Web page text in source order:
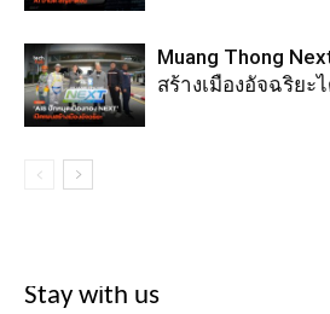
Muang Thong
สร้างเมืองอัจฉริยะ
Stay with us